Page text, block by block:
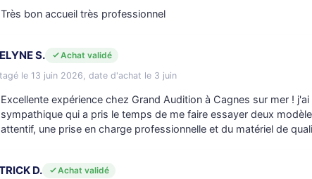
Très bon accueil très professionnel
S.
Achat validé
le 13 juin 2026, date d'achat le 3 juin
Excellente expérience chez Grand Audition à Cagnes sur mer !
sympathique qui a pris le temps de me faire essayer deux
attentif, une prise en charge professionnelle et du matériel de
D.
Achat validé